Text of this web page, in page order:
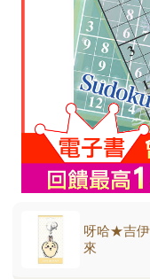
呀哈★吉伊
來